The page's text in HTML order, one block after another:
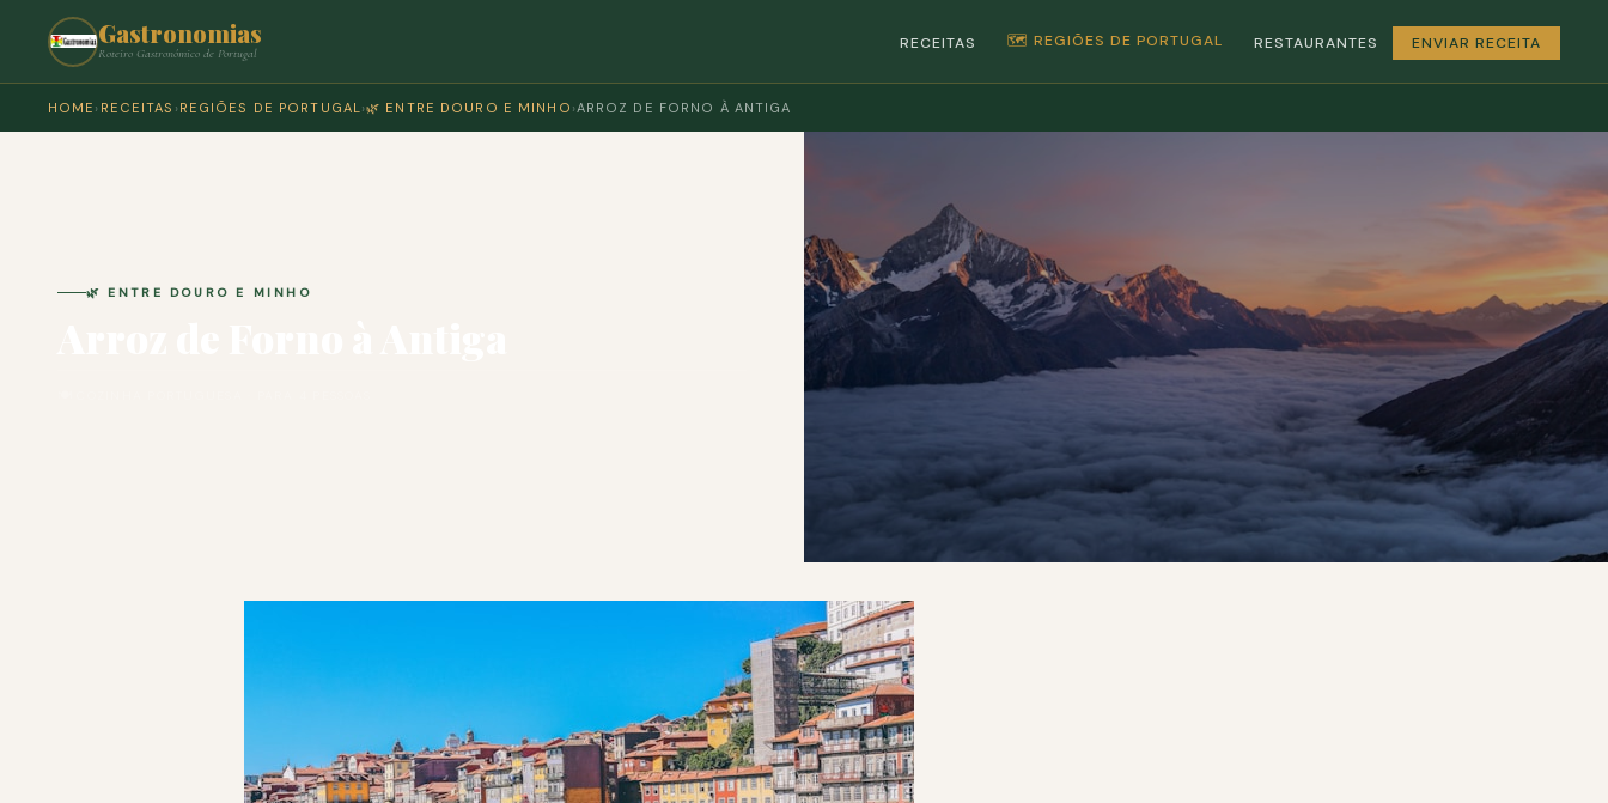
Gastronomias
Roteiro Gastronómico de Portugal
RECEITAS 🗺️ REGIÕES DE PORTUGAL RESTAURANTES ENVIAR RECEITA
HOME › RECEITAS › REGIÕES DE PORTUGAL ›🌿 ENTRE DOURO E MINHO › ARROZ DE FORNO À ANTIGA
🌿 ENTRE DOURO E MINHO